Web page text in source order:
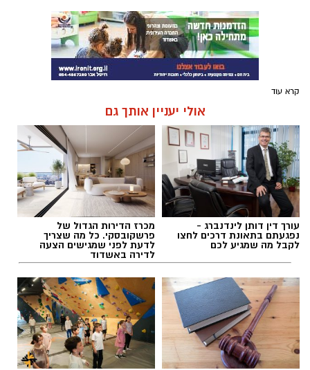
קרא עוד
אולי יעניין אותך גם
עורך דין דותן לינדנברג -
נפגעתם בתאונת דרכים לחצו
לקבל מה שמגיע לכם
מכרז הדירות הגדול של
פרשקובסקי. כל מה שצריך
לדעת לפני שמגישים הצעה
לדירה באשדוד